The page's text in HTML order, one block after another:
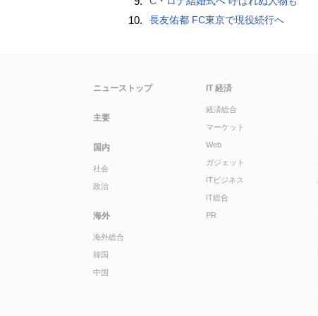
10. 長友佑都 FC東京で現役続行へ
ニューストップ
主要
国内
社会
政治
海外
海外総合
韓国
中国
IT 経済
経済総合
マーケット
Web
ガジェット
ITビジネス
IT総合
PR